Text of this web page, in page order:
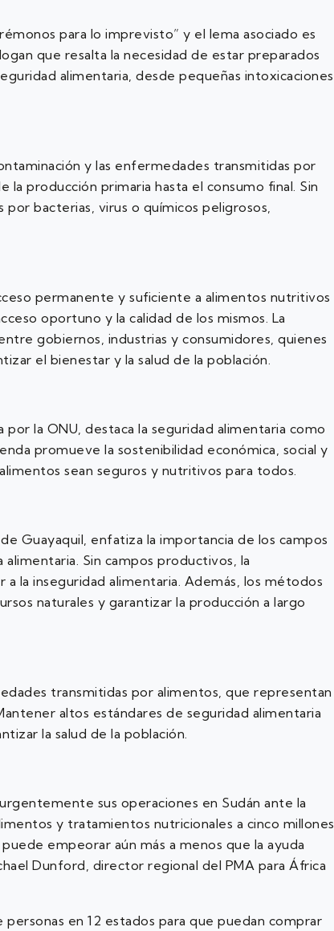
para lo imprevisto” y el lema asociado es
que resalta la necesidad de estar preparados
alimentaria, desde pequeñas intoxicaciones
y las enfermedades transmitidas por
producción primaria hasta el consumo final. Sin
bacterias, virus o químicos peligrosos,
permanente y suficiente a alimentos nutritivos
oportuno y la calidad de los mismos. La
gobiernos, industrias y consumidores, quienes
el bienestar y la salud de la población.
la ONU, destaca la seguridad alimentaria como
promueve la sostenibilidad económica, social y
sean seguros y nutritivos para todos.
Guayaquil, enfatiza la importancia de los campos
Sin campos productivos, la
la inseguridad alimentaria. Además, los métodos
naturales y garantizar la producción a largo
transmitidas por alimentos, que representan
altos estándares de seguridad alimentaria
la salud de la población.
sus operaciones en Sudán ante la
y tratamientos nutricionales a cinco millones
empeorar aún más a menos que la ayuda
Dunford, director regional del PMA para África
en 12 estados para que puedan comprar